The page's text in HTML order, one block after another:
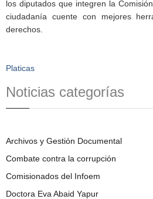
los diputados que integren la
ciudadanía cuente con mejores
derechos.
Platicas
Noticias categorías
Archivos y Gestión Documental
Combate contra la corrupción
Comisionados del Infoem
Doctora Eva Abaid Yapur